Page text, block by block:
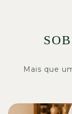
Mais que